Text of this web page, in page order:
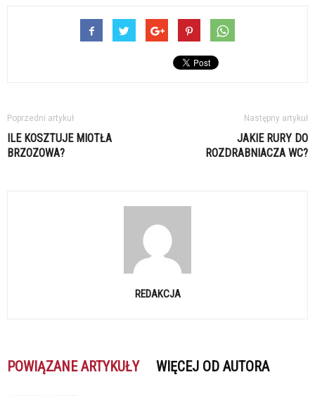
Poprzedni artykuł
ILE KOSZTUJE MIOTŁA
BRZOZOWA?
Następny artykuł
JAKIE RURY DO
ROZDRABNIACZA WC?
REDAKCJA
POWIĄZANE ARTYKUŁY WIĘCEJ OD AUTORA